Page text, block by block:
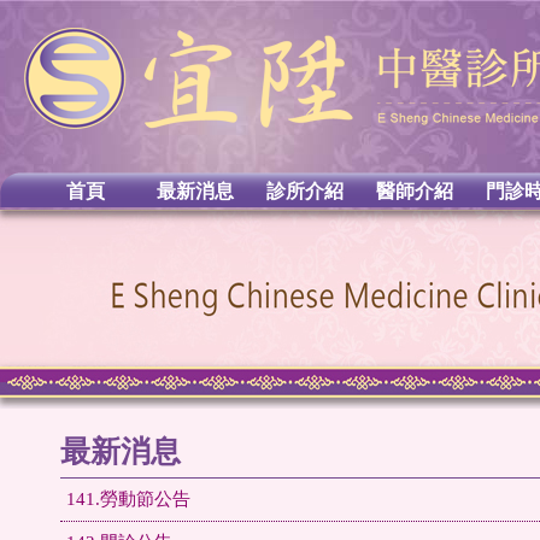
首頁 最新消息 診所介紹 醫師介紹 門診
最新消息
141.勞動節公告